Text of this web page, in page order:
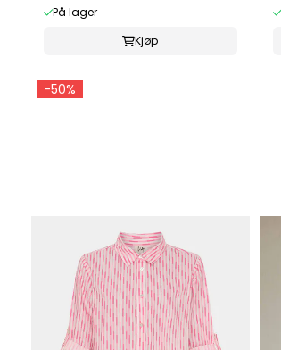
På lager
Kjøp
-50%